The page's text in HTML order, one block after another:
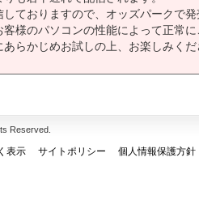
しておりますので、オッズパークで
客様のパソコンの性能によって正常
らかじめお試しの上、お楽しみく
Reserved.
表示 サイトポリシー
個人情報保護方針